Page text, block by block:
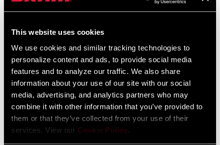
This website uses cookies
We use cookies and similar tracking technologies to
personalize content and ads, to provide social media
features and to analyze our traffic. We also share
information about your use of our site with our social
media, advertising, and analytics partners who may
combine it with other information that you’ve provided to
them or that they’ve collected from your use of their
services. View our Cookie Policy.
01 / 03